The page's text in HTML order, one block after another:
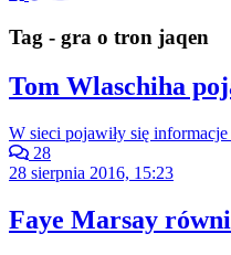
Tag - gra o tron jaqen
Tom Wlaschiha
W sieci pojawiły się
28
28 sierpnia 2016, 15:23
Faye Marsay